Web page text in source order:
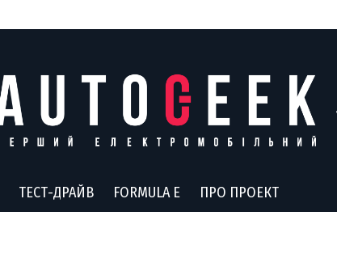
ТЕСТ-ДРАЙВ FORMULA E ПРО ПРОЕКТ